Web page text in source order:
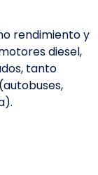
rendimiento y
diesel,
tanto